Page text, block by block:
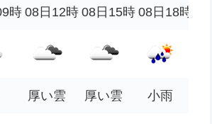
時 08日12時 08日15時 08日18時
厚い雲 厚い雲 小雨